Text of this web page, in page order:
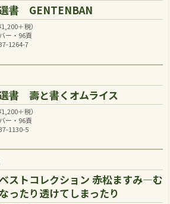
書 GENTENBAN
1,200＋税）
ー・96頁
1264-7
書 壽と書くオムライス
1,200＋税）
ー・96頁
1130-5
ストコレクション 赤松ますみ―む
ったり透けてしまったり